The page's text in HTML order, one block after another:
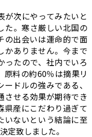
が次にやってみたいと
た。寒さ厳しい北国の
の出会いは運命的で面
かありません。今まで
ったので、社内でいろ
料の約60％は摘果リ
ドルの強みである、
させる効果が期待でき
県産にこだわり過ぎて
いないという結論に至
定致しました。